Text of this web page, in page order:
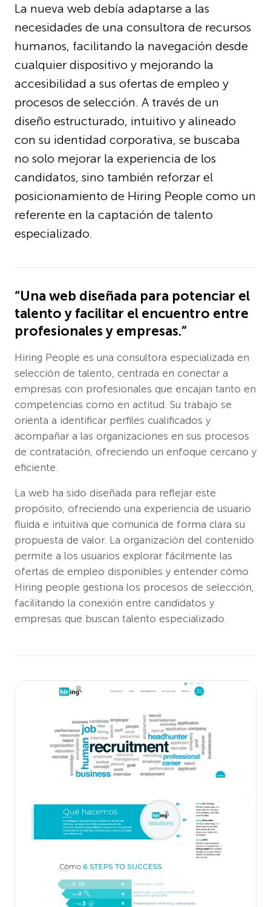
La nueva web debía adaptarse a las
necesidades de una consultora de recursos
humanos, facilitando la navegación desde
cualquier dispositivo y mejorando la
accesibilidad a sus ofertas de empleo y
procesos de selección. A través de un
diseño estructurado, intuitivo y alineado
con su identidad corporativa, se buscaba
no solo mejorar la experiencia de los
candidatos, sino también reforzar el
posicionamiento de Hiring People como un
referente en la captación de talento
especializado.
“Una web diseñada para potenciar el
talento y facilitar el encuentro entre
profesionales y empresas.”
Hiring People es una consultora especializada en
selección de talento, centrada en conectar a
empresas con profesionales que encajan tanto en
competencias como en actitud. Su trabajo se
orienta a identificar perfiles cualificados y
acompañar a las organizaciones en sus procesos
de contratación, ofreciendo un enfoque cercano y
eficiente.
La web ha sido diseñada para reflejar este
propósito, ofreciendo una experiencia de usuario
fluida e intuitiva que comunica de forma clara su
propuesta de valor. La organización del contenido
permite a los usuarios explorar fácilmente las
ofertas de empleo disponibles y entender cómo
Hiring people gestiona los procesos de selección,
facilitando la conexión entre candidatos y
empresas que buscan talento especializado.